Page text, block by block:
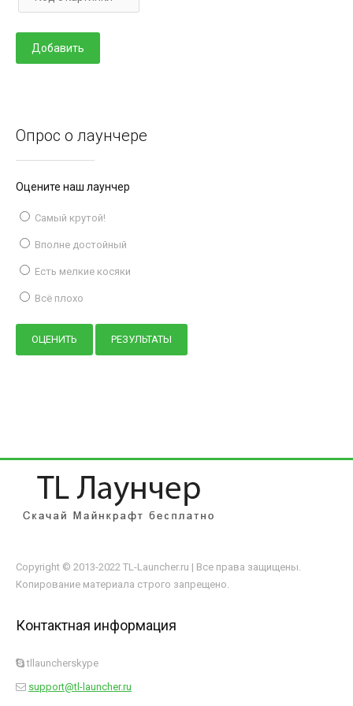
Опрос о лаунчере
Оцените наш лаунчер
Самый крутой!
Вполне достойный
Есть мелкие косяки
Всё плохо
Copyright © 2013-2022 TL-Launcher.ru | Все права защищены.
Копирование материала строго запрещено.
Контактная информация
tllauncherskype
support@tl-launcher.ru